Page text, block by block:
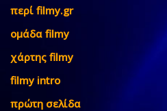
περί filmy.gr
ομάδα filmy
χάρτης filmy
filmy intro
πρώτη σελίδα